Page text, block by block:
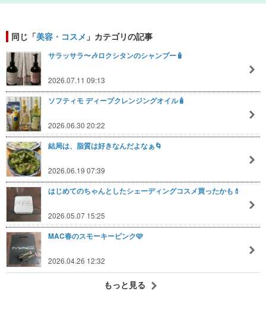
同じ「美容・コスメ 」カテゴリの記事
サラッサラ〜🎶ロクシタンのシャンプー🧴
2026.07.11 09:13
ソフティモ ディープクレンジングオイル🧴
2026.06.30 20:22
結局は、脂質は好きなんだよなぁ🌀
2026.06.19 07:39
はじめてのちゃんとしたシェーディングコスメ買ったかも💄
2026.05.07 15:25
MAC春のスモーキーピンク🩷
2026.04.26 12:32
もっと見る